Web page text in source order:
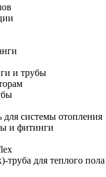
и трубы
системы отопления
и фитинги
для теплого пола